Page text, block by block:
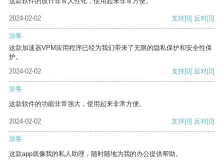
2024-02-02 支持[0] 反对[0]
游客
这款加速器VPM应用程序已经为我们带来了无限的隐私保护和安全性保
护。
2024-02-02
支持[0] 反对[0]
游客
这款软件的功能非常强大，使用起来非常方便。
2024-02-02 支持[0] 反对[0]
游客
这款app就像我的私人助理，随时随地为我的办公提供帮助。